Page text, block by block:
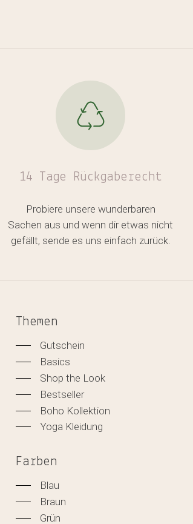
14 Tage Rückgaberecht
Probiere unsere wunderbaren
Sachen aus und wenn dir etwas nicht
gefällt, sende es uns einfach zurück.
Themen
Gutschein
Basics
Shop the Look
Bestseller
Boho Kollektion
Yoga Kleidung
Farben
Blau
Braun
Grün